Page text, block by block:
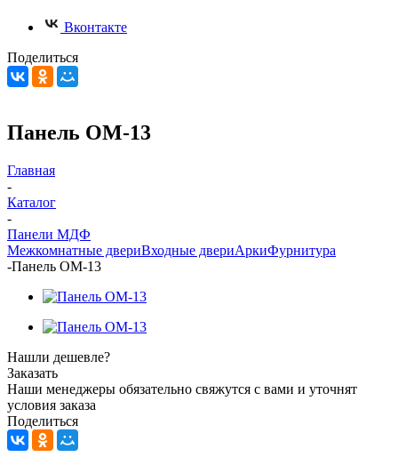
Вконтакте
Поделиться
Панель ОМ-13
Главная
-
Каталог
-
Панели МДФ
Межкомнатные двериВходные двериАркиФурнитура
-Панель ОМ-13
Нашли дешевле?
Заказать
Наши менеджеры обязательно свяжутся с вами и уточнят
условия заказа
Поделиться